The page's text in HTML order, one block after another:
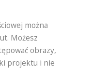
można
Możesz
obrazy,
projektu i nie